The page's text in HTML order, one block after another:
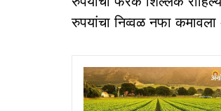
रुपयांचा निव्वळ नफा